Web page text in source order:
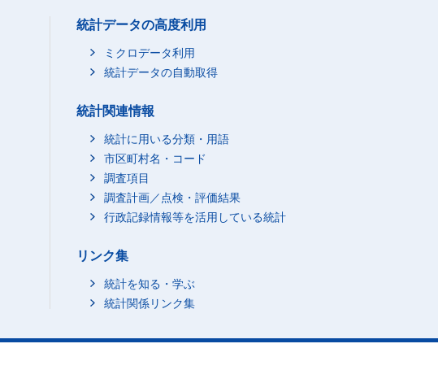
統計データの高度利用
ミクロデータ利用
統計データの自動取得
統計関連情報
統計に用いる分類・用語
市区町村名・コード
調査項目
調査計画／点検・評価結果
行政記録情報等を活用している統計
リンク集
統計を知る・学ぶ
統計関係リンク集